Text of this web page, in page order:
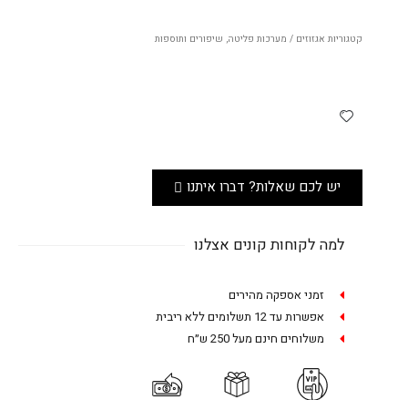
קטגוריות אגזוזים / מערכות פליטה, שיפורים ותוספות
יש לכם שאלות? דברו איתנו
למה לקוחות קונים אצלנו
זמני אספקה מהירים
אפשרות עד 12 תשלומים ללא ריבית
משלוחים חינם מעל 250 ש״ח